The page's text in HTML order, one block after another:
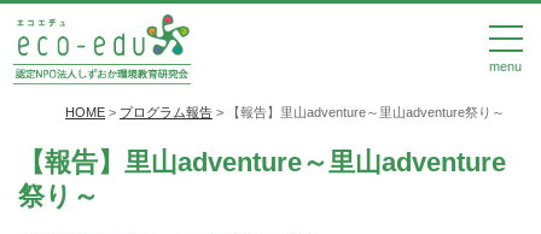
menu
HOME > プログラム報告 > 【報告】里山adventure～里山adventure祭り～
【報告】里山adventure～里山adventure
祭り～